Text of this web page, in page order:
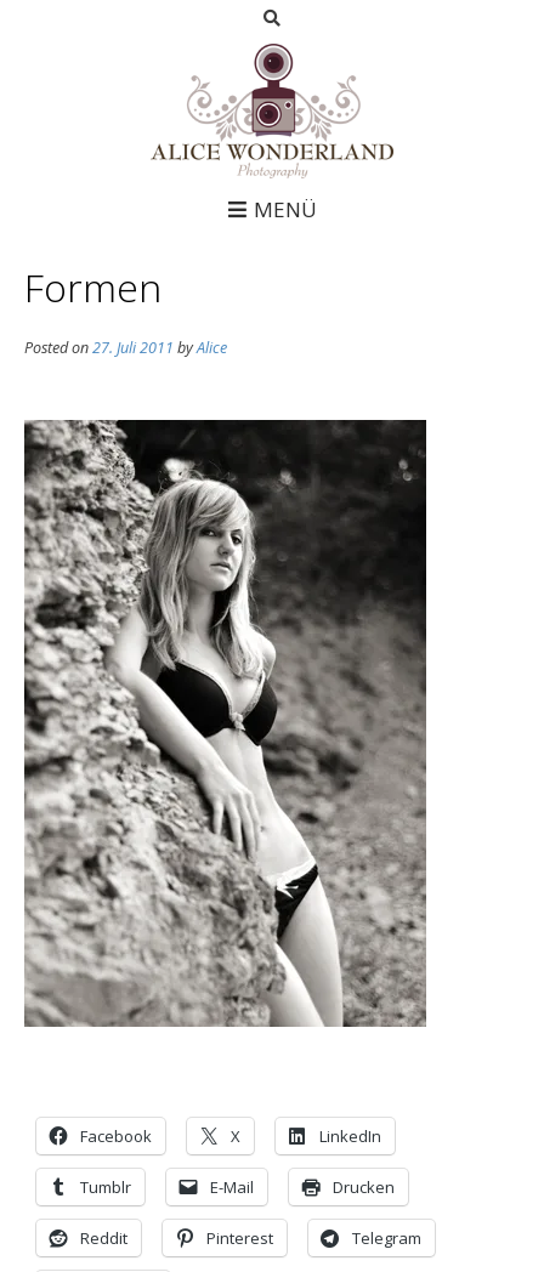
MENÜ
Formen
Posted on27. Juli 2011 byAlice
Facebook X LinkedIn
Tumblr E-Mail Drucken
Reddit Pinterest Telegram